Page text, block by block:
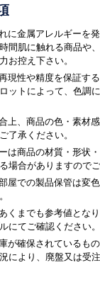
に金属アレルギーを
間肌に触れる商品や
お控え下さい。
現性や精度を保証す
ットによって、色調
上、商品の色・素材
了承ください。
は商品の材質・形状
場合がありますのでご
屋での製品保管は変
くまでも参考値とな
にてご確認ください。
が確保されているも
により、廃盤又は受